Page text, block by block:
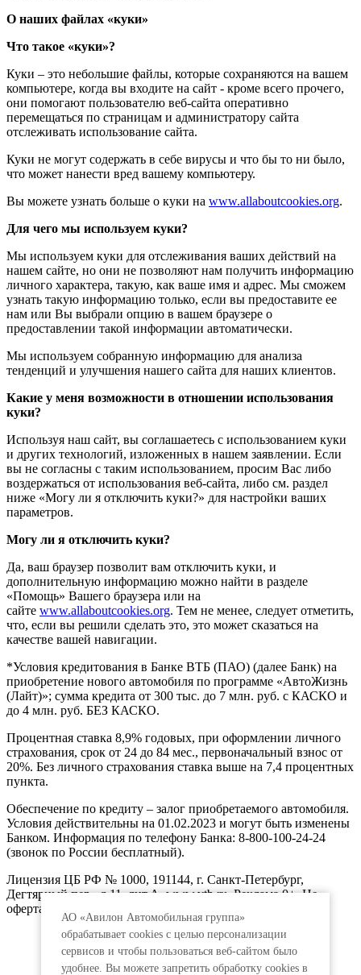
АО «Авилон Автомобильная группа»
обрабатывает cookies с целью персонализации
сервисов и чтобы пользоваться веб-сайтом было
удобнее. Вы можете запретить обработку сookies в
О наших файлах «куки»
Что такое «куки»?
Куки – это небольшие файлы, которые сохраняются на вашем
компьютере, когда вы входите на сайт - кроме всего прочего,
они помогают пользователю веб-сайта оперативно
перемещаться по страницам и администратору сайта
отслеживать использование сайта.
Куки не могут содержать в себе вирусы и что бы то ни было,
что может нанести вред вашему компьютеру.
Вы можете узнать больше о куки на www.allaboutcookies.org.
Для чего мы используем куки?
Мы используем куки для отслеживания ваших действий на
нашем сайте, но они не позволяют нам получить информацию
личного характера, такую, как ваше имя и адрес. Мы сможем
узнать такую информацию только, если вы предоставите ее
нам или Вы выбрали опцию в вашем браузере о
предоставлении такой информации автоматически.
Мы используем собранную информацию для анализа
тенденций и улучшения нашего сайта для наших клиентов.
Какие у меня возможности в отношении использования
куки?
Используя наш сайт, вы соглашаетесь с использованием куки
и других технологий, изложенных в нашем заявлении. Если
вы не согласны с таким использованием, просим Вас либо
воздержаться от использования веб-сайта, либо см. раздел
ниже «Могу ли я отключить куки?» для настройки ваших
параметров.
Могу ли я отключить куки?
Да, ваш браузер позволит вам отключить куки, и
дополнительную информацию можно найти в разделе
«Помощь» Вашего браузера или на
сайте www.allaboutcookies.org. Тем не менее, следует отметить,
что, если вы решили сделать это, это может сказаться на
качестве вашей навигации.
*Условия кредитования в Банке ВТБ (ПАО) (далее Банк) на
приобретение нового автомобиля по программе «АвтоЖизнь
(Лайт)»; сумма кредита от 300 тыс. до 7 млн. руб. с КАСКО и
до 4 млн. руб. БЕЗ КАСКО.
Процентная ставка 8,9% годовых, при оформлении личного
страхования, срок от 24 до 84 мес., первоначальный взнос от
20%. Без личного страхования ставка выше на 7,4 процентных
пункта.
Обеспечение по кредиту – залог приобретаемого автомобиля.
Условия действительны на 01.02.2023 и могут быть изменены
Банком. Информация по телефону Банка: 8-800-100-24-24
(звонок по России бесплатный).
Лицензия ЦБ РФ № 1000, 191144, г. Санкт-Петербург,
Дегтярный пер., д.11, лит.А. www.vtb.ru. Реклама 0+. Не
оферта.